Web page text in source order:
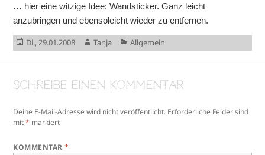
… hier eine witzige Idee: Wandsticker. Ganz leicht
anzubringen und ebensoleicht wieder zu entfernen.
Veröffentlicht
am
Di., 29.01.2008 Autor
Tanja Kategorien
Allgemein
Schreibe einen Kommentar
Deine E-Mail-Adresse wird nicht veröffentlicht. Erforderliche Felder sind
mit* markiert
KOMMENTAR*